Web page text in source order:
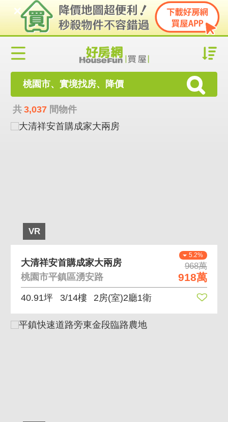
桃園市、實境找房、降價
共 3,037 間物件
VR
5.2%
968萬
918萬
大清祥安首購成家大兩房
桃園市平鎮區湧安路
40.91坪 3/14樓 2房(室)2廳1衛